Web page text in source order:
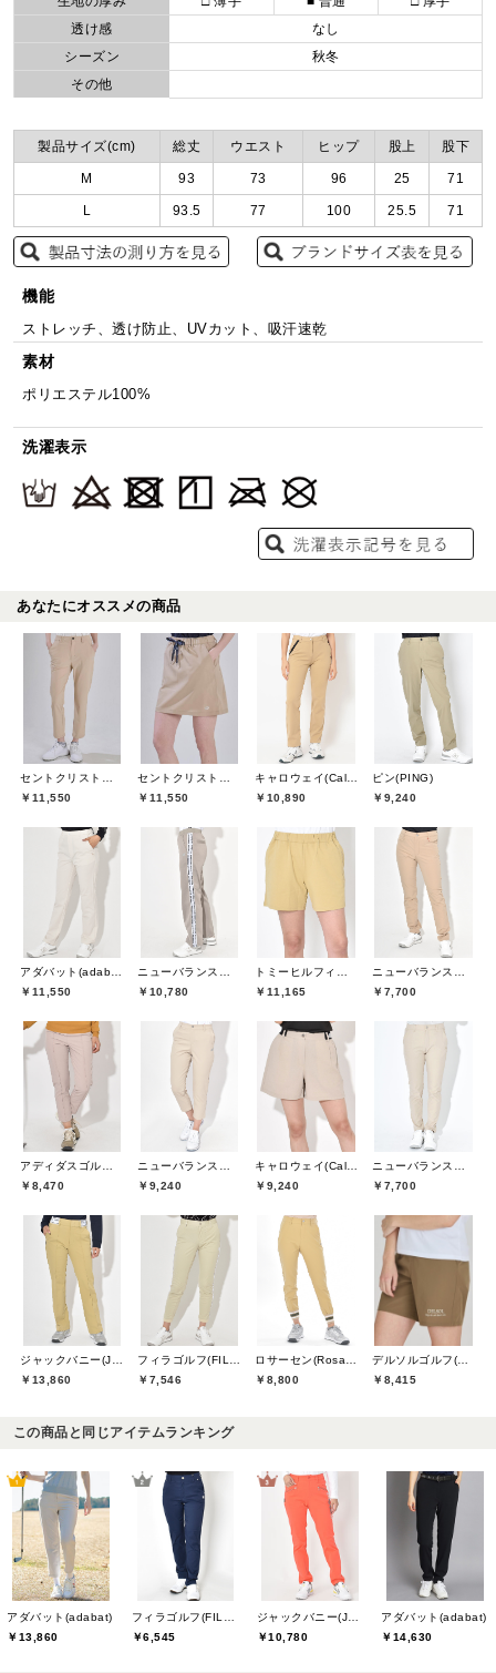
透け感
なし
シーズン
秋冬
その他
製品サイズ(cm) 総丈 ウエスト ヒップ 股上 股下
M 93 73 96 25 71
L 93.5 77 100 25.5 71
機能
ストレッチ、透け防止、UVカット、吸汗速乾
素材
ポリエステル100%
洗濯表示
あなたにオススメの商品
セントクリストファーゴルフ(St.ChristopherGolf)
￥11,550
セントクリストファーゴルフ(St.ChristopherGolf)
￥11,550
キャロウェイ(Callaway)
￥10,890
ピン(PING)
￥9,240
アダバット(adabat)
￥11,550
ニューバランスゴルフ(New Balance Golf)
￥10,780
トミーヒルフィガーゴルフ(TOMMY HILFIGER GOLF)
￥11,165
ニューバランスゴルフ(New Balance Golf)
￥7,700
アディダスゴルフ(adidas golf)
￥8,470
ニューバランスゴルフ(New Balance Golf)
￥9,240
キャロウェイ(Callaway)
￥9,240
ニューバランスゴルフ(New Balance Golf)
￥7,700
ジャックバニー(Jack Bunny)
￥13,860
フィラゴルフ(FILA GOLF)
￥7,546
ロサーセン(Rosasen)
￥8,800
デルソルゴルフ(DELSOL GOLF)
￥8,415
この商品と同じアイテムランキング
アダバット(adabat)
￥13,860
￥6,545
￥10,780
アダバット(adabat)
￥14,630